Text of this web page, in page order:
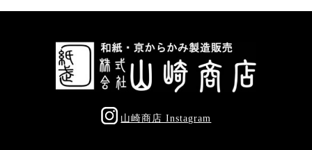
山崎商店 Instagram